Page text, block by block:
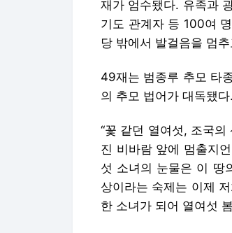
재가 엄수됐다. 유족과
기도 관계자 등 100여
당 밖에서 발걸음을 멈
49재는 범종루 추모 타
의 추모 법어가 대독됐다.
“꽃 같던 열여섯, 조국
진 비바람 앞에 멈출지
섯 소녀의 눈물은 이 땅
상이라는 숙제는 이제
한 소녀가 되어 열여섯